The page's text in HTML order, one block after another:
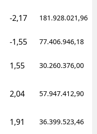
-2,17 181.928.021,96
-1,55 77.406.946,18
1,55 30.260.376,00
2,04 57.947.412,90
1,91 36.399.523,46